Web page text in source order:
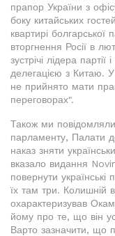
прапор України з
боку китайських
квартирі
вторгнення Росії в
зустрічі лідера
делегацією з Китаю.
не прийнято мати
переговорах".
Також ми
парламенту, Палати
наказ зняти
вказало видання
повернути
їх там три. Колишній
охарактеризував
йому про те, що він
Варто зазначити, що